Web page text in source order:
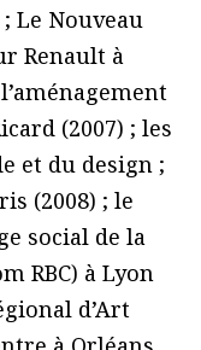
Le Nouveau
Renault à
(2007) ; les
et du design ;
(2008) ; le
social de la
RBC) à Lyon
d’Art